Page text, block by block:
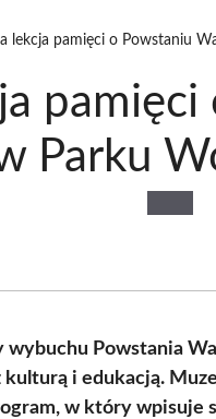
lekcja pamięci o Powstaniu
Parku
wybuchu Powstania
i edukacją.
w który wpisuje